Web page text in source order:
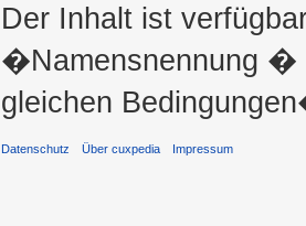
Der Inhalt ist
�Namensnennung �
gleichen
Datenschutz Über cuxpedia Impressum